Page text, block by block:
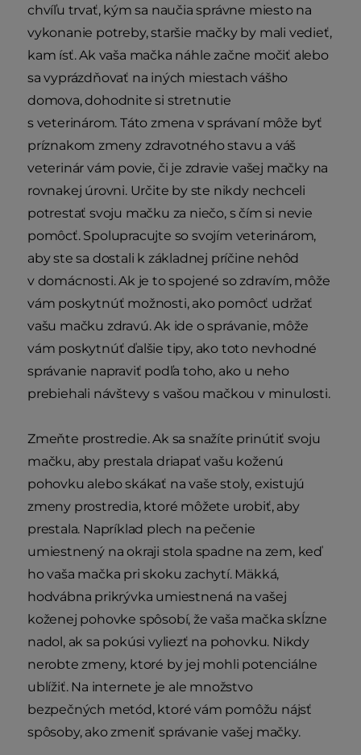
chvíľu trvať, kým sa naučia správne miesto na
vykonanie potreby, staršie mačky by mali vedieť,
kam ísť. Ak vaša mačka náhle začne močiť alebo
sa vyprázdňovať na iných miestach vášho
domova, dohodnite si stretnutie
s veterinárom. Táto zmena v správaní môže byť
príznakom zmeny zdravotného stavu a váš
veterinár vám povie, či je zdravie vašej mačky na
rovnakej úrovni. Určite by ste nikdy nechceli
potrestať svoju mačku za niečo, s čím si nevie
pomôcť. Spolupracujte so svojím veterinárom,
aby ste sa dostali k základnej príčine nehôd
v domácnosti. Ak je to spojené so zdravím, môže
vám poskytnúť možnosti, ako pomôcť udržať
vašu mačku zdravú. Ak ide o správanie, môže
vám poskytnúť ďalšie tipy, ako toto nevhodné
správanie napraviť podľa toho, ako u neho
prebiehali návštevy s vašou mačkou v minulosti.
Zmeňte prostredie. Ak sa snažíte prinútiť svoju
mačku, aby prestala driapať vašu koženú
pohovku alebo skákať na vaše stoly, existujú
zmeny prostredia, ktoré môžete urobiť, aby
prestala. Napríklad plech na pečenie
umiestnený na okraji stola spadne na zem, keď
ho vaša mačka pri skoku zachytí. Mäkká,
hodvábna prikrývka umiestnená na vašej
koženej pohovke spôsobí, že vaša mačka skĺzne
nadol, ak sa pokúsi vyliezť na pohovku. Nikdy
nerobte zmeny, ktoré by jej mohli potenciálne
ublížiť. Na internete je ale množstvo
bezpečných metód, ktoré vám pomôžu nájsť
spôsoby, ako zmeniť správanie vašej mačky.